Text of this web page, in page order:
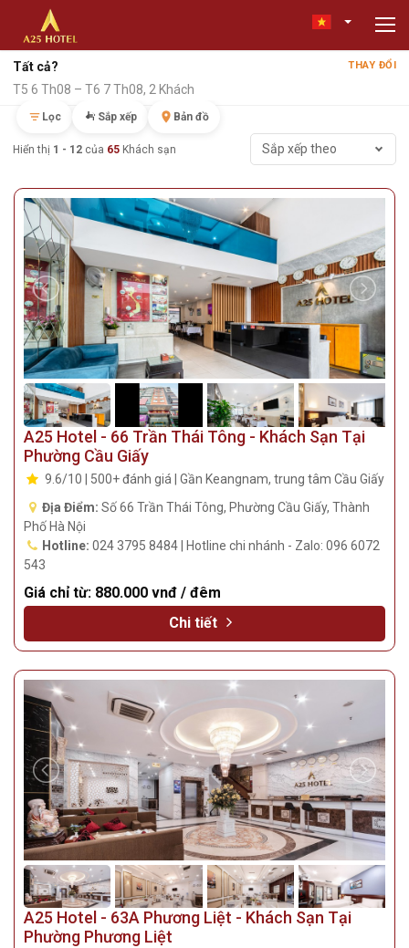
Tất cả? THAY ĐỔI
T5 6 Th08 – T6 7 Th08, 2 Khách
Lọc Sắp xếp Bản đồ
Hiển thị 1 - 12 của 65 Khách sạn Sắp xếp theo
A25 Hotel - 66 Trần Thái Tông - Khách Sạn Tại
Phường Cầu Giấy
9.6/10 | 500+ đánh giá | Gần Keangnam, trung tâm Cầu Giấy
Địa Điểm: Số 66 Trần Thái Tông, Phường Cầu Giấy, Thành
Phố Hà Nội
Hotline: 024 3795 8484 | Hotline chi nhánh - Zalo: 096 6072
543
Giá chỉ từ: 880.000 vnđ / đêm
Chi tiết
A25 Hotel - 63A Phương Liệt - Khách Sạn Tại
Phường Phương Liệt